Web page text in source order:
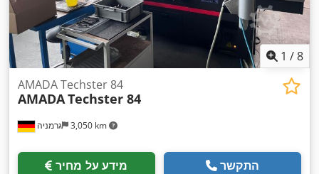
1 /8
גרמניה 3,050 km
AMADA Techster 84
AMADATechster 84
מידע על מחיר התקשר